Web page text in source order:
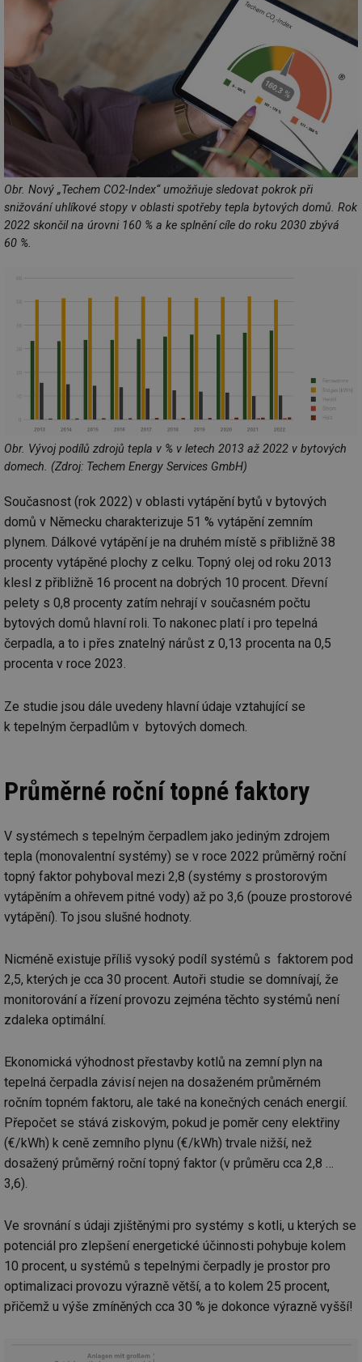
Obr. Nový „Techem CO2-Index“ umožňuje sledovat pokrok při
snižování uhlíkové stopy v oblasti spotřeby tepla bytových domů. Rok
2022 skončil na úrovni 160 % a ke splnění cíle do roku 2030 zbývá
60 %.
Obr. Vývoj podílů zdrojů tepla v % v letech 2013 až 2022 v bytových
domech. (Zdroj: Techem Energy Services GmbH)
Současnost (rok 2022) v oblasti vytápění bytů v bytových
domů v Německu charakterizuje 51 % vytápění zemním
plynem. Dálkové vytápění je na druhém místě s přibližně 38
procenty vytápěné plochy z celku. Topný olej od roku 2013
klesl z přibližně 16 procent na dobrých 10 procent. Dřevní
pelety s 0,8 procenty zatím nehrají v současném počtu
bytových domů hlavní roli. To nakonec platí i pro tepelná
čerpadla, a to i přes znatelný nárůst z 0,13 procenta na 0,5
procenta v roce 2023.
Ze studie jsou dále uvedeny hlavní údaje vztahující se
k tepelným čerpadlům v bytových domech.
Průměrné roční topné faktory
V systémech s tepelným čerpadlem jako jediným zdrojem
tepla (monovalentní systémy) se v roce 2022 průměrný roční
topný faktor pohyboval mezi 2,8 (systémy s prostorovým
vytápěním a ohřevem pitné vody) až po 3,6 (pouze prostorové
vytápění). To jsou slušné hodnoty.
Nicméně existuje příliš vysoký podíl systémů s faktorem pod
2,5, kterých je cca 30 procent. Autoři studie se domnívají, že
monitorování a řízení provozu zejména těchto systémů není
zdaleka optimální.
Ekonomická výhodnost přestavby kotlů na zemní plyn na
tepelná čerpadla závisí nejen na dosaženém průměrném
ročním topném faktoru, ale také na konečných cenách energií.
Přepočet se stává ziskovým, pokud je poměr ceny elektřiny
(€/kWh) k ceně zemního plynu (€/kWh) trvale nižší, než
dosažený průměrný roční topný faktor (v průměru cca 2,8 …
3,6).
Ve srovnání s údaji zjištěnými pro systémy s kotli, u kterých se
potenciál pro zlepšení energetické účinnosti pohybuje kolem
10 procent, u systémů s tepelnými čerpadly je prostor pro
optimalizaci provozu výrazně větší, a to kolem 25 procent,
přičemž u výše zmíněných cca 30 % je dokonce výrazně vyšší!